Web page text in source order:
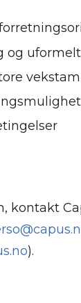
og
kontakt
).